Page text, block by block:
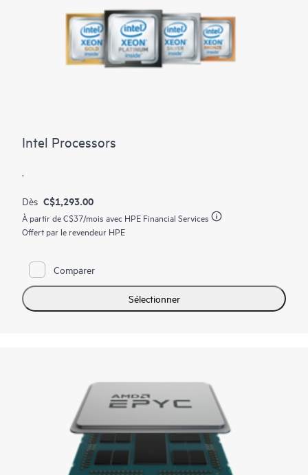
Intel Processors
.
Dès C$1,293.00
À partir deC$37/mois avec HPE Financial Services
Offert par le revendeur HPE
Comparer
Sélectionner